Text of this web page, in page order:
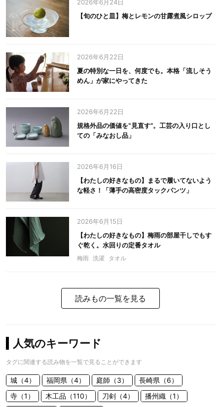
2026年6月24日
【旬のひと皿】梅とレモンの甘露煮風シロップ
2026年6月22日
夏の特別な一日を、何度でも。本格「流しそう
めん」が家にやってきた
2026年6月22日
規格外品の価値を‟見直す”。工芸の入り口とし
ての「みなおし品」
2026年6月16日
【わたしの好きなもの】まるで履いてないよう
な軽さ！「薄手の高密度タックパンツ」
2026年6月15日
【わたしの好きなもの】梅雨の部屋干しでもす
ぐ乾く。水回りの定番タオル
梅雨 洗濯 タオル
読みもの一覧を見る
人気のキーワード
タグに関連する読み物を一覧で見ることができます
城（4） 福岡県（4） 庭師（3）
長崎県（6）
寺（1）
木工品（110） 刀剣（4）
播州織（1）